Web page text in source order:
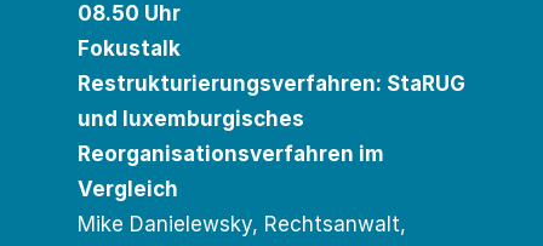
08.50 Uhr
Fokustalk
Restrukturierungsverfahren: StaRUG
und luxemburgisches
Reorganisationsverfahren im
Vergleich
Mike Danielewsky, Rechtsanwalt,